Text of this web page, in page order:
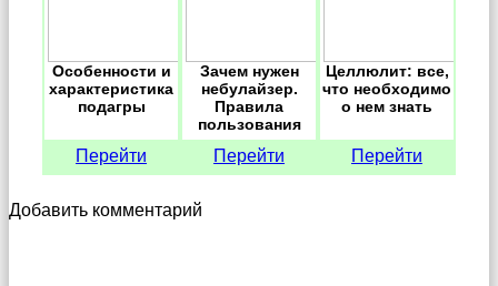
Особенности и
характеристика
подагры
Перейти
Зачем нужен
небулайзер.
Правила
пользования
Перейти
Целлюлит: все,
что необходимо
о нем знать
Перейти
Добавить комментарий